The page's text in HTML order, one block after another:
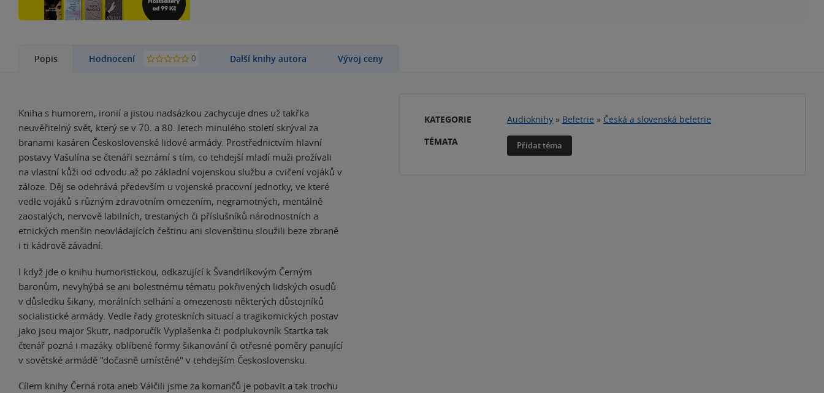
Popis Hodnocení 0 Další knihy autora Vývoj ceny
Kniha s humorem, ironií a jistou nadsázkou zachycuje dnes už takřka
neuvěřitelný svět, který se v 70. a 80. letech minulého století skrýval za
branami kasáren Československé lidové armády. Prostřednictvím hlavní
postavy Vašulína se čtenáři seznámí s tím, co tehdejší mladí muži prožívali
na vlastní kůži od odvodu až po základní vojenskou službu a cvičení vojáků v
záloze. Děj se odehrává především u vojenské pracovní jednotky, ve které
vedle vojáků s různým zdravotním omezením, negramotných, mentálně
zaostalých, nervově labilních, trestaných či příslušníků národnostních a
etnických menšin neovládajících češtinu ani slovenštinu sloužili beze zbraně
i ti kádrově závadní.
I když jde o knihu humoristickou, odkazující k Švandrlíkovým Černým
baronům, nevyhýbá se ani bolestnému tématu pokřivených lidských osudů
v důsledku šikany, morálních selhání a omezenosti některých důstojníků
socialistické armády. Vedle řady groteskních situací a tragikomických postav
jako jsou major Skutr, nadporučík Vyplašenka či podplukovník Startka tak
čtenář pozná i mazáky oblíbené formy šikanování či otřesné poměry panující
v sovětské armádě "dočasně umístěné" v tehdejším Československu.
Cílem knihy Černá rota aneb Válčili jsme za komančů je pobavit a tak trochu
KATEGORIE Audioknihy » Beletrie » Česká a slovenská beletrie
TÉMATA
Přidat téma